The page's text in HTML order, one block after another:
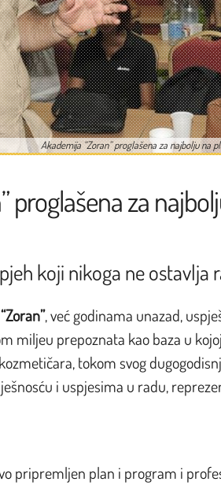
Akademija “Zoran” proglašena za najbolju na
proglašena za
koji nikoga ne ostavlja
, već godinama unazad,
miljeu prepoznata kao baza u
tokom svog
i uspjesima u radu,
pripremljen plan i program i